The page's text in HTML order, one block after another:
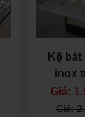
Kệ
inox
Giá:
Giá: